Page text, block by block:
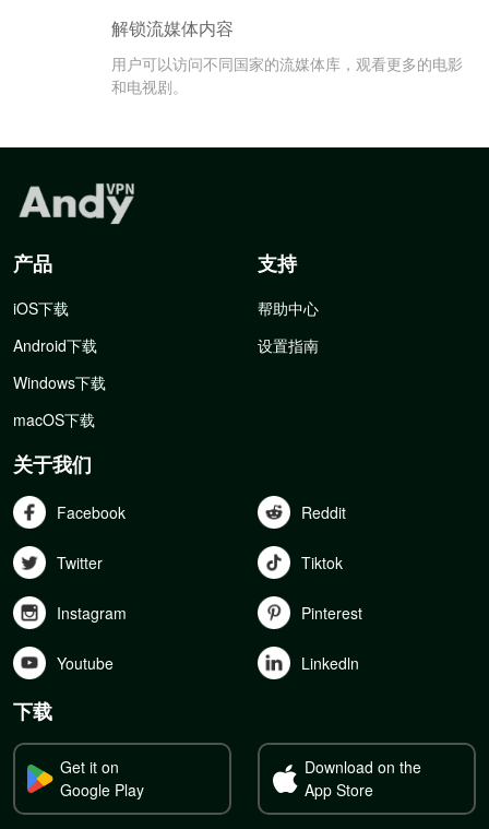
解锁流媒体内容
用户可以访问不同国家的流媒体库，观看更多的电影
和电视剧。
产品
iOS下载
Android下载
Windows下载
macOS下载
支持
帮助中心
设置指南
关于我们
Facebook Reddit
Twitter Tiktok
Instagram Pinterest
Youtube Linkedln
下载
Get it on
Google Play
Download on the
App Store